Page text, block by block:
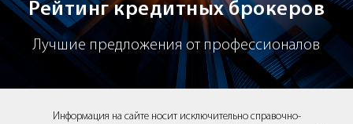
Рейтинг кредитных брокеров
Лучшие предложения от профессионалов
Информация на сайте носит исключительно справочно-